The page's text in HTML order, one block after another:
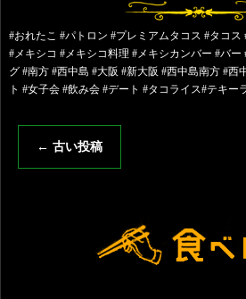
#おれたこ #パトロン #プレミアムタコス #タコス
#メキシコ #メキシコ料理 #メキシカンバー #バー
グ #南方 #西中島 #大阪 #新大阪 #西中島南方 #西
ト #女子会 #飲み会 #デート #タコライス#テキー
← 古い投稿